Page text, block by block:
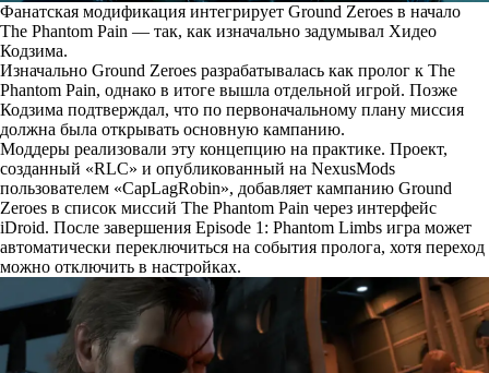
Фанатская модификация интегрирует Ground Zeroes в начало
The Phantom Pain — так, как изначально задумывал Хидео
Кодзима.
Изначально Ground Zeroes разрабатывалась как пролог к The
Phantom Pain, однако в итоге вышла отдельной игрой. Позже
Кодзима подтверждал, что по первоначальному плану миссия
должна была открывать основную кампанию.
Моддеры реализовали эту концепцию на практике. Проект,
созданный «RLC» и опубликованный на NexusMods
пользователем «CapLagRobin», добавляет кампанию Ground
Zeroes в список миссий The Phantom Pain через интерфейс
iDroid. После завершения Episode 1: Phantom Limbs игра может
автоматически переключиться на события пролога, хотя переход
можно отключить в настройках.